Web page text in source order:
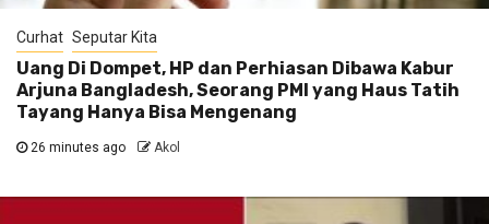
Curhat Seputar Kita
Uang Di Dompet, HP dan Perhiasan Dibawa Kabur
Arjuna Bangladesh, Seorang PMI yang Haus Tatih
Tayang Hanya Bisa Mengenang
26 minutes ago Akol